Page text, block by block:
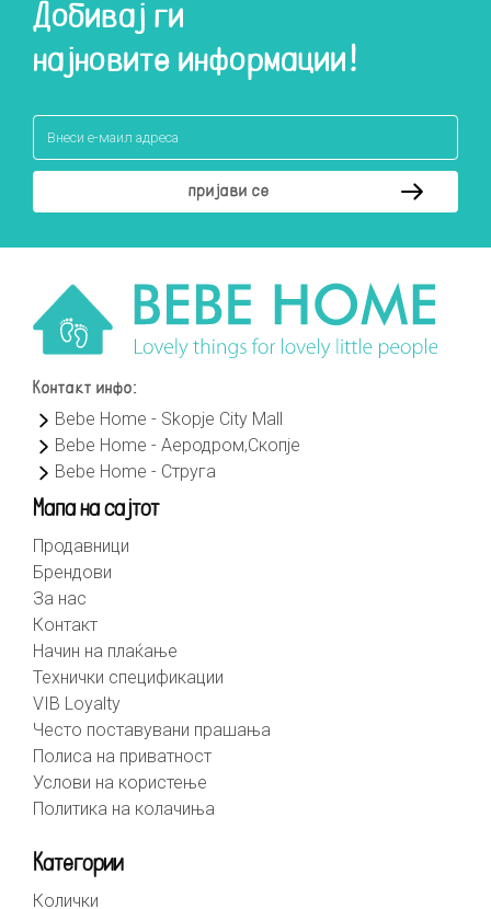
Добивај ги
најновите информации!
Контакт инфо:
Bebe Home - Skopje City Mall
Bebe Home - Аеродром,Скопје
Bebe Home - Струга
Мапа на сајтот
Продавници
Брендови
За нас
Контакт
Начин на плаќање
Технички спецификации
VIB Loyalty
Често поставувани прашања
Полиса на приватност
Услови на користење
Политика на колачиња
Категории
Колички